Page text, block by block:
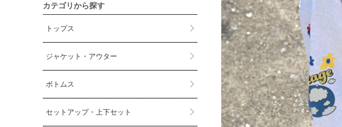
カテゴリから探す
トップス
ジャケット・アウター
ボトムス
セットアップ・上下セット